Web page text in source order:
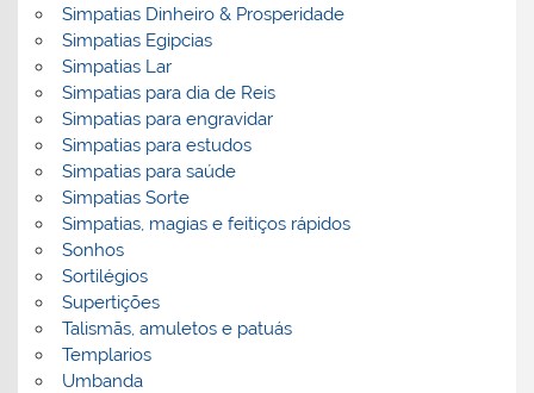
Simpatias Dinheiro & Prosperidade
Simpatias Egipcias
Simpatias Lar
Simpatias para dia de Reis
Simpatias para engravidar
Simpatias para estudos
Simpatias para saúde
Simpatias Sorte
Simpatias, magias e feitiços rápidos
Sonhos
Sortilégios
Supertições
Talismãs, amuletos e patuás
Templarios
Umbanda